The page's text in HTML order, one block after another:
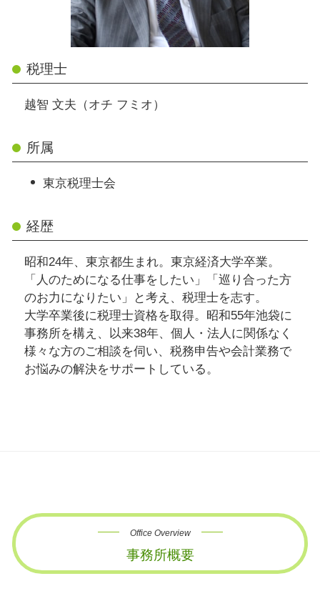
税理士
越智 文夫（オチ フミオ）
所属
東京税理士会
経歴
昭和24年、東京都生まれ。東京経済大学卒業。
「人のためになる仕事をしたい」「巡り合った方
のお力になりたい」と考え、税理士を志す。
大学卒業後に税理士資格を取得。昭和55年池袋に
事務所を構え、以来38年、個人・法人に関係なく
様々な方のご相談を伺い、税務申告や会計業務で
お悩みの解決をサポートしている。
Office Overview
事務所概要